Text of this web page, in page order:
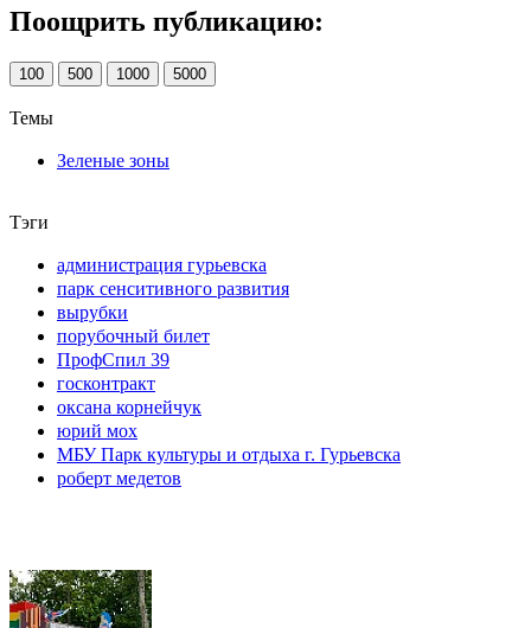
Поощрить публикацию:
100 500 1000 5000
Темы
Зеленые зоны
Тэги
администрация гурьевска
парк сенситивного развития
вырубки
порубочный билет
ПрофСпил 39
госконтракт
оксана корнейчук
юрий мох
МБУ Парк культуры и отдыха г. Гурьевска
роберт медетов